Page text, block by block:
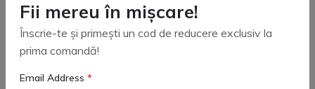
Fii mereu în mișcare!
Înscrie-te și primești un cod de reducere exclusiv la
prima comandă!
Email Address
(0 )
163 lei 150 lei